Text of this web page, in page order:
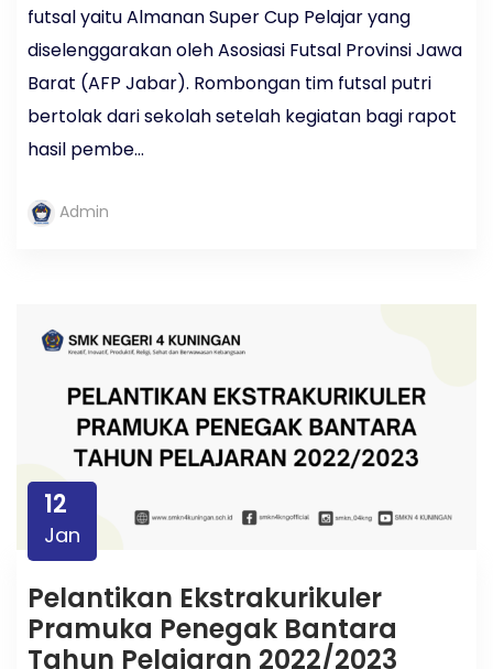
futsal yaitu Almanan Super Cup Pelajar yang
diselenggarakan oleh Asosiasi Futsal Provinsi Jawa
Barat (AFP Jabar). Rombongan tim futsal putri
bertolak dari sekolah setelah kegiatan bagi rapot
hasil pembe...
Admin
12
Jan
Pelantikan Ekstrakurikuler
Pramuka Penegak Bantara
Tahun Pelajaran 2022/2023